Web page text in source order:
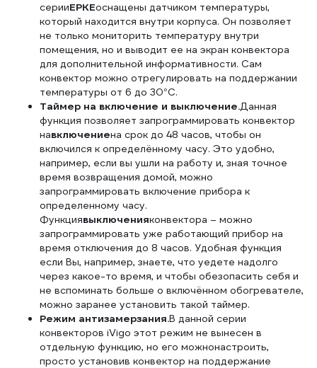
серииEPKEоснащены датчиком температуры,
который находится внутри корпуса. Он позволяет
не только мониторить температуру внутри
помещения, но и выводит ее на экран конвектора
для дополнительной информативности. Сам
конвектор можно отрегулировать на поддержании
температуры от 6 до 30°С.
Таймер на включение и выключение.Данная
функция позволяет запрограммировать конвектор
навключениена срок до 48 часов, чтобы он
включился к определённому часу. Это удобно,
например, если вы ушли на работу и, зная точное
время возвращения домой, можно
запрограммировать включение прибора к
определенному часу.
Функциявыключенияконвектора – можно
запрограммировать уже работающий прибор на
время отключения до 8 часов. Удобная функция
если Вы, например, знаете, что уедете надолго
через какое-то время, и чтобы обезопасить себя и
не вспоминать больше о включённом обогревателе,
можно заранее установить такой таймер.
Режим антизамерзания.В данной серии
конвекторов iVigo этот режим не вынесен в
отдельную функцию, но его можнонастроить,
просто установив конвектор на поддержание